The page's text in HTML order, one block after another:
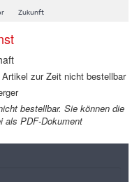
Zukunft
zur Zeit nicht bestellbar
bestellbar. Sie können die
als PDF-Dokument